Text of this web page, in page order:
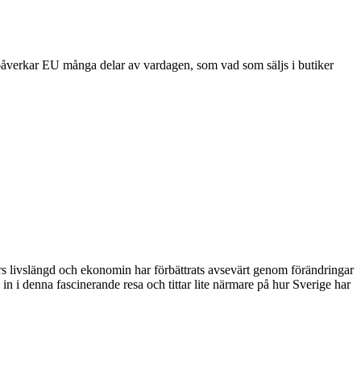
EU många delar av vardagen, som vad som säljs i butiker
livslängd och ekonomin har förbättrats avsevärt genom förändringar
denna fascinerande resa och tittar lite närmare på hur Sverige har